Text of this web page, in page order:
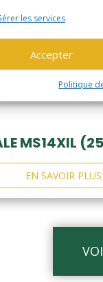
les services
Accepter
Politique
MS14XIL
EN SAVOIR PLUS